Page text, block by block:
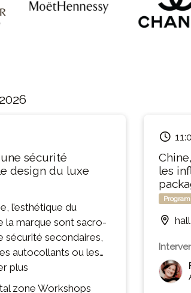
sécurité
design du luxe
l’esthétique du
la marque sont sacro-
sécurité secondaires,
autocollants ou les
à la qualité et à
& Bauer et Bosch
plus
zone Workshops
les